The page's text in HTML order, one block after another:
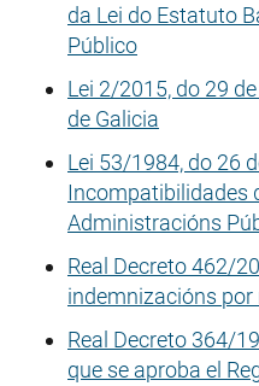
da Lei do Estatuto
Público
Lei 2/2015, do 29
de Galicia
Lei 53/1984, do 26
Incompatibilidades
Administracións
Real Decreto 462/
indemnizacións
Real Decreto 364/
que se aproba el